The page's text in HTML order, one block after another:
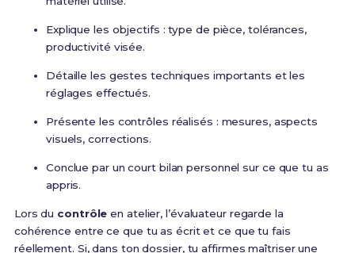
Explique les objectifs : type de pièce, tolérances,
productivité visée.
Détaille les gestes techniques importants et les
réglages effectués.
Présente les contrôles réalisés : mesures, aspects
visuels, corrections.
Conclue par un court bilan personnel sur ce que tu as
appris.
Lors du contrôle en atelier, l’évaluateur regarde la
cohérence entre ce que tu as écrit et ce que tu fais
réellement. Si, dans ton dossier, tu affirmes maîtriser une